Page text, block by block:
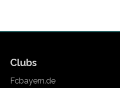
Clubs
Fcbayern.de